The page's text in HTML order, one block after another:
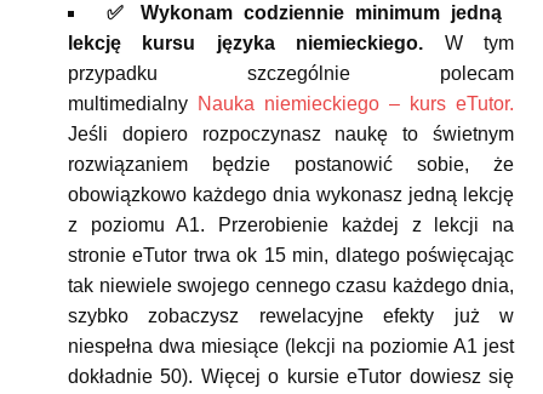
✅ Wykonam codziennie minimum jedną
lekcję kursu języka niemieckiego. W tym
przypadku szczególnie polecam
multimedialny Nauka niemieckiego – kurs eTutor.
Jeśli dopiero rozpoczynasz naukę to świetnym
rozwiązaniem będzie postanowić sobie, że
obowiązkowo każdego dnia wykonasz jedną lekcję
z poziomu A1. Przerobienie każdej z lekcji na
stronie eTutor trwa ok 15 min, dlatego poświęcając
tak niewiele swojego cennego czasu każdego dnia,
szybko zobaczysz rewelacyjne efekty już w
niespełna dwa miesiące (lekcji na poziomie A1 jest
dokładnie 50). Więcej o kursie eTutor dowiesz się